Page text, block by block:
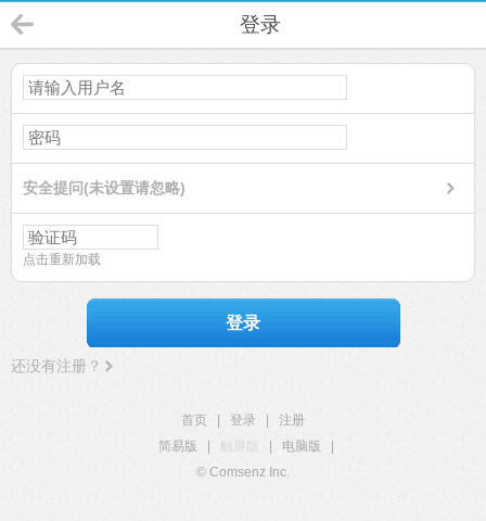
登录
安全提问(未设置请忽略)
点击重新加载
登录
还没有注册？
首页 登录
注册
简易版
触屏版 电脑版
© Comsenz Inc.